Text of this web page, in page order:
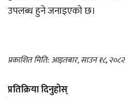
उपलब्ध हुने जनाइएको छ।
प्रकाशित मिति: आइतबार, साउन १८, २०८२
प्रतिक्रिया दिनुहोस्